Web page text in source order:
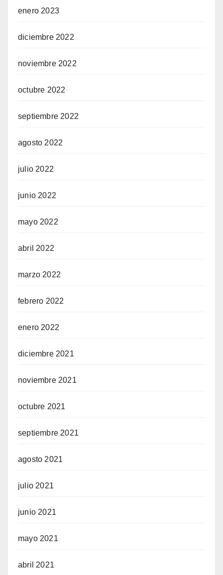
enero 2023
diciembre 2022
noviembre 2022
octubre 2022
septiembre 2022
agosto 2022
julio 2022
junio 2022
mayo 2022
abril 2022
marzo 2022
febrero 2022
enero 2022
diciembre 2021
noviembre 2021
octubre 2021
septiembre 2021
agosto 2021
julio 2021
junio 2021
mayo 2021
abril 2021